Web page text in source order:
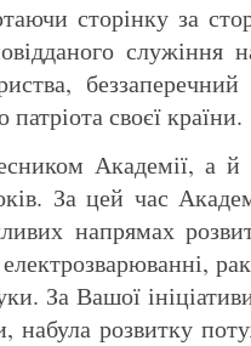
сторінку за
служіння
своєї країни.
Академії, а й
За цей час
напрямах
електрозварюванні,
За Вашої
набула розвитку